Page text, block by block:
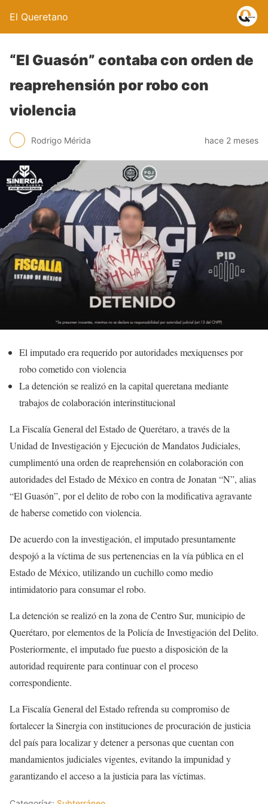
El Queretano
“El Guasón” contaba con orden de
reaprehensión por robo con
violencia
Rodrigo Mérida hace 2 meses
El imputado era requerido por autoridades mexiquenses por
robo cometido con violencia
La detención se realizó en la capital queretana mediante
trabajos de colaboración interinstitucional
La Fiscalía General del Estado de Querétaro, a través de la
Unidad de Investigación y Ejecución de Mandatos Judiciales,
cumplimentó una orden de reaprehensión en colaboración con
autoridades del Estado de México en contra de Jonatan “N”, alias
“El Guasón”, por el delito de robo con la modificativa agravante
de haberse cometido con violencia.
De acuerdo con la investigación, el imputado presuntamente
despojó a la víctima de sus pertenencias en la vía pública en el
Estado de México, utilizando un cuchillo como medio
intimidatorio para consumar el robo.
La detención se realizó en la zona de Centro Sur, municipio de
Querétaro, por elementos de la Policía de Investigación del Delito.
Posteriormente, el imputado fue puesto a disposición de la
autoridad requirente para continuar con el proceso
correspondiente.
La Fiscalía General del Estado refrenda su compromiso de
fortalecer la Sinergia con instituciones de procuración de justicia
del país para localizar y detener a personas que cuentan con
mandamientos judiciales vigentes, evitando la impunidad y
garantizando el acceso a la justicia para las víctimas.